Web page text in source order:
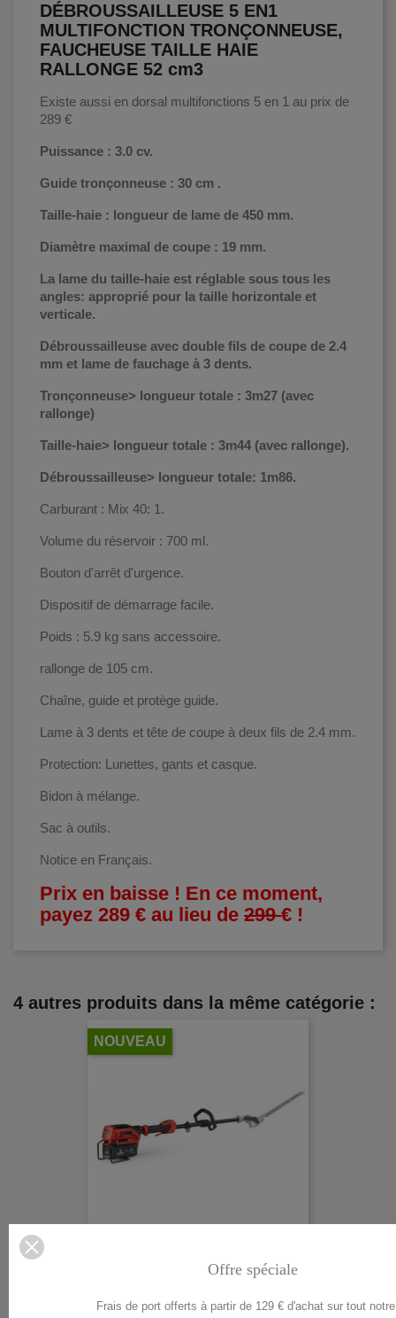
DÉBROUSSAILLEUSE 5 EN1
MULTIFONCTION TRONÇONNEUSE,
FAUCHEUSE TAILLE HAIE
RALLONGE 52 cm3
Existe aussi en dorsal multifonctions 5 en 1 au prix de
289 €
Puissance : 3.0 cv.
Guide tronçonneuse : 30 cm .
Taille-haie : longueur de lame de 450 mm.
Diamètre maximal de coupe : 19 mm.
La lame du taille-haie est réglable sous tous les
angles: approprié pour la taille horizontale et
verticale.
Débroussailleuse avec double fils de coupe de 2.4
mm et lame de fauchage à 3 dents.
Tronçonneuse> longueur totale : 3m27 (avec
rallonge)
Taille-haie> longueur totale : 3m44 (avec rallonge).
Débroussailleuse> longueur totale: 1m86.
Carburant : Mix 40: 1.
Volume du réservoir : 700 ml.
Bouton d'arrêt d'urgence.
Dispositif de démarrage facile.
Poids : 5.9 kg sans accessoire.
rallonge de 105 cm.
Chaîne, guide et protège guide.
Lame à 3 dents et tête de coupe à deux fils de 2.4 mm.
Protection: Lunettes, gants et casque.
Bidon à mélange.
Sac à outils.
Notice en Français.
Prix en baisse ! En ce moment,
payez 289 € au lieu de 299€ !
4 autres produits dans la même catégorie :
NOUVEAU
Offre spéciale
Frais de port offerts à partir de 129 € d'achat sur tout